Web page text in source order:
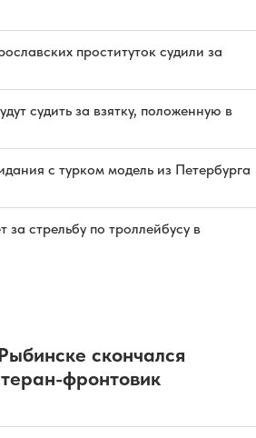
проституток судили за
судить за взятку, положенную в
с турком модель из Петербурга
за стрельбу по троллейбусу в
скончался
фронтовик